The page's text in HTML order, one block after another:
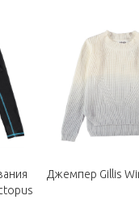
Джемпер Gillis